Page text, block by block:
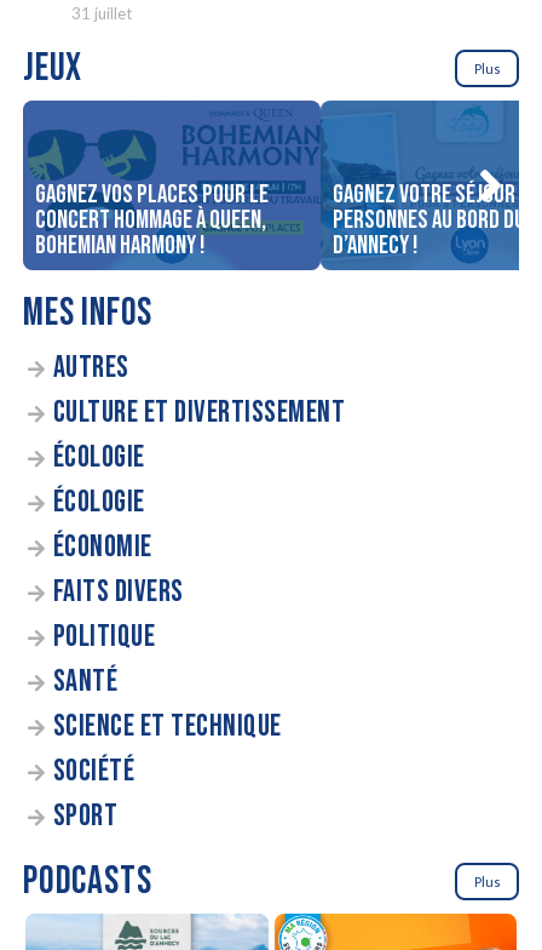
31 juillet
JEUX Plus
Gagnez vos places pour le
concert Hommage à Queen,
Bohemian Harmony !
Gagnez votre séjour
personnes au bord du
d’Annecy !
MES INFOS
AUTRES
CULTURE ET DIVERTISSEMENT
ÉCOLOGIE
ÉCOLOGIE
ÉCONOMIE
FAITS DIVERS
POLITIQUE
SANTÉ
SCIENCE ET TECHNIQUE
SOCIÉTÉ
SPORT
PODCASTS Plus